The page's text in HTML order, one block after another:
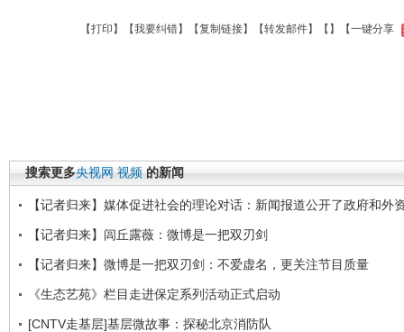
【打印 】【我要纠错】【复制链接】【转发邮件】【 】 【一键分享
搜索更多央视网 视频 的新闻
【记者归来】媒体促进社会的理论对话：新闻报道公开了政府和外
【记者归来】闾丘露薇：微博是一把双刃剑
【记者归来】微博是一把双刃剑：不爱虚名，更关注节目质量
《生态艺苑》栏目走进保定系列活动正式启动
[CNTV走基层]基层微故事：探秘北京消防队